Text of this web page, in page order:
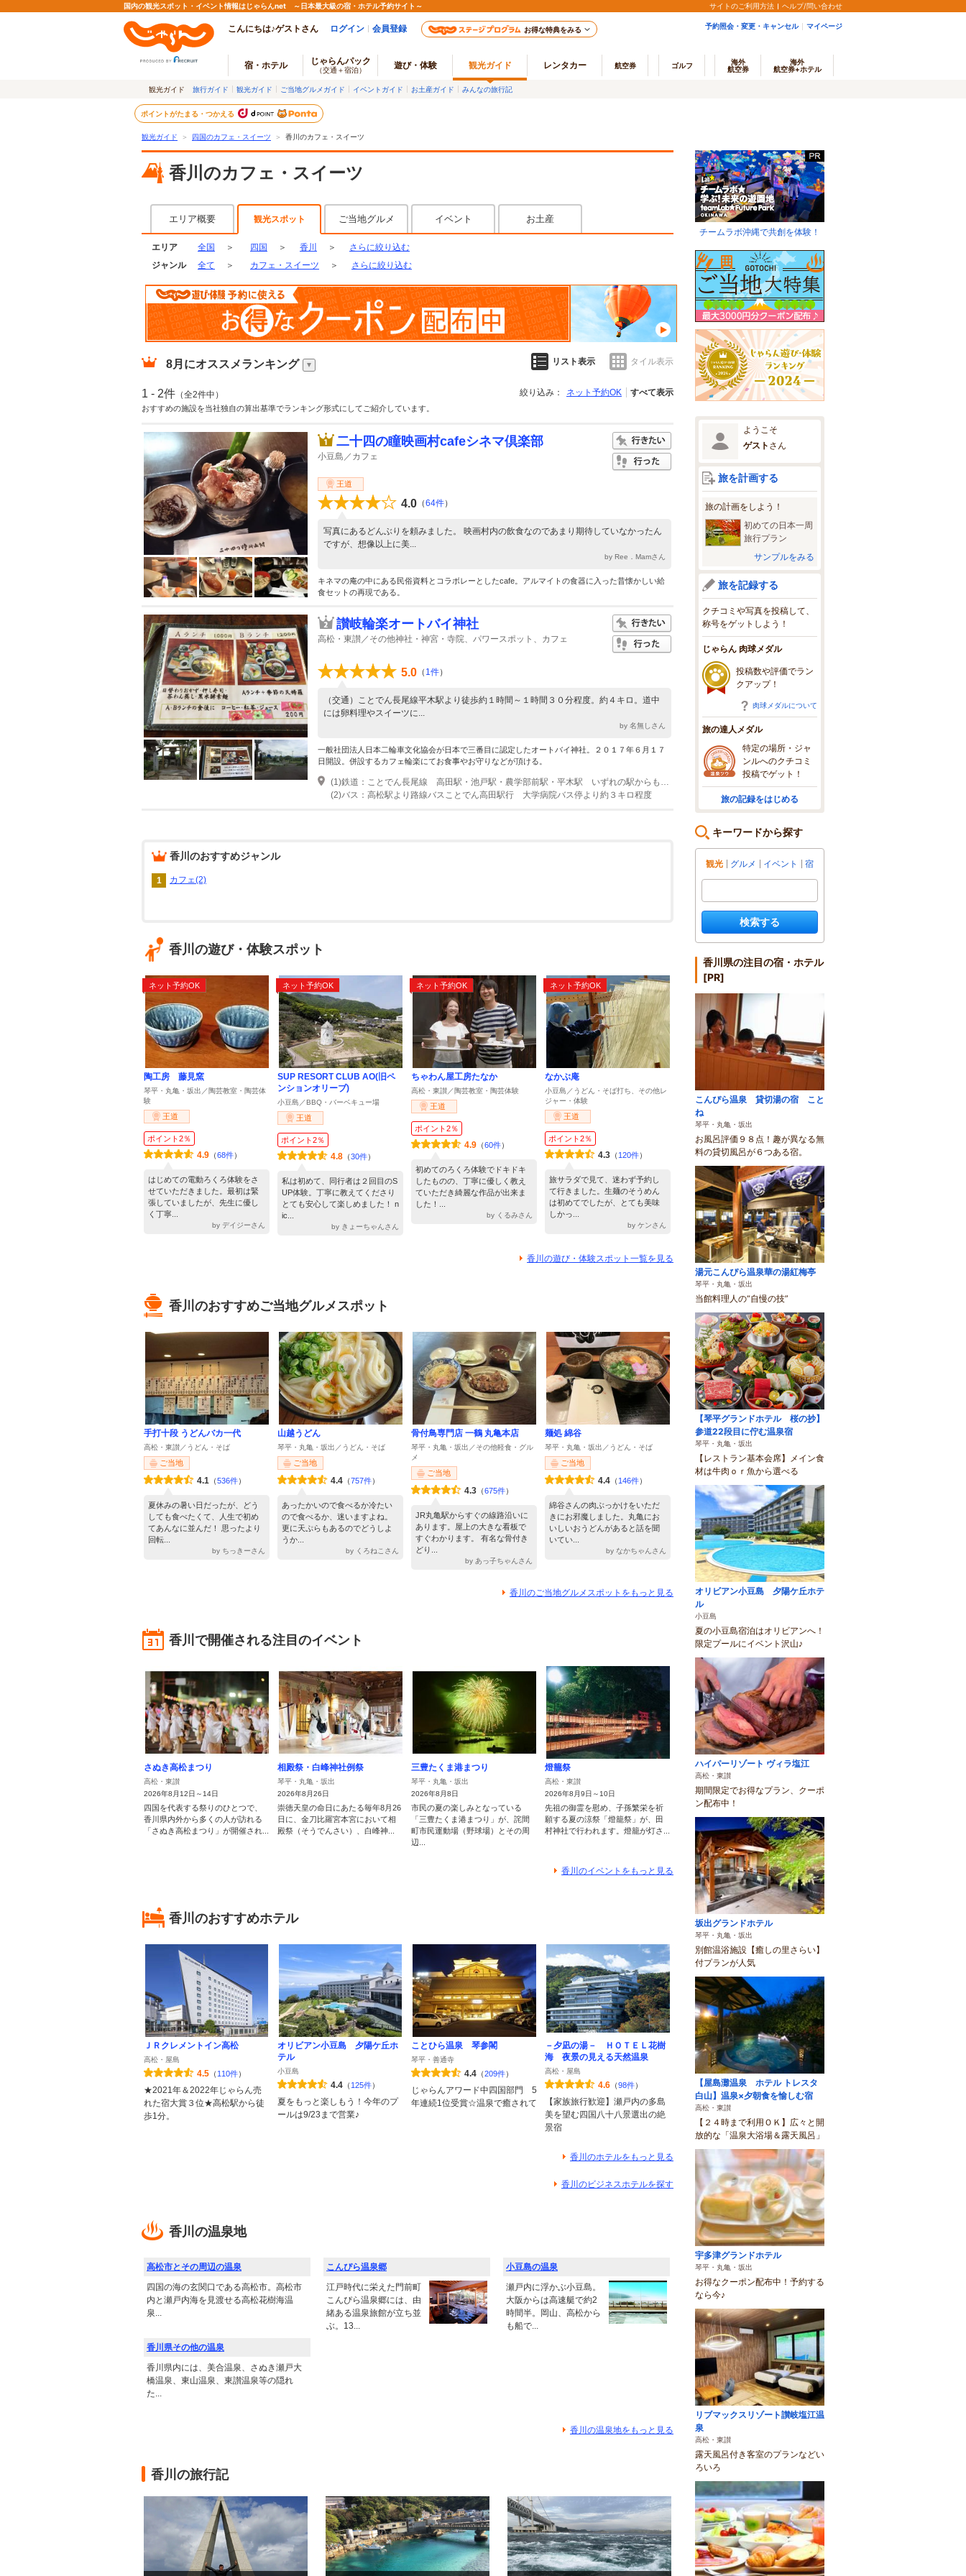
国内の観光スポット・イベント情報はじゃらんnet ～日本最大級の宿・ホテル予約サイト～ サイトのご利用方法 ヘルプ/問い合わせ
こんにちは♪ゲストさん ログイン 会員登録 お得な特典をみる 予約照会・変更・キャンセル マイページ
宿・ホテル じゃらんパック
（交通＋宿泊） 遊び・体験 観光ガイド レンタカー 航空券 ゴルフ
海外
航空券
海外
航空券+ホテル
観光ガイド 旅行ガイド 観光ガイド ご当地グルメガイド イベントガイド お土産ガイド みんなの旅行記
ポイントがたまる・つかえる
観光ガイド ＞ 四国のカフェ・スイーツ ＞ 香川のカフェ・スイーツ
香川のカフェ・スイーツ
エリア概要 観光スポット ご当地グルメ イベント お土産
エリア 全国 ＞ 四国 ＞ 香川 ＞
さらに絞り込む
ジャンル
全て ＞ カフェ・スイーツ ＞ さらに絞り込む
8月 にオススメランキング リスト表示 タイル表示
1 - 2件 （全2件中） 絞り込み： ネット予約OK すべて表示
おすすめの施設を当社独自の算出基準でランキング形式にしてご紹介しています。
二十四の瞳映画村cafeシネマ倶楽部
小豆島／カフェ
王道
4.0 （64件）
写真にあるどんぶりを頼みました。 映画村内の飲食なのであまり期待していなかったん
ですが、想像以上に美...
by Ree．Mamさん
キネマの庵の中にある民俗資料とコラボレーとしたcafe。アルマイトの食器に入った昔懐かしい給
食セットの再現である。
讃岐輪楽オートバイ神社
高松・東讃／その他神社・神宮・寺院、パワースポット、カフェ
5.0 （ 1件）
（交通）ことでん長尾線平木駅より徒歩約１時間～１時間３０分程度。約４キロ。道中
には卵料理やスイーツに...
by 名無しさん
一般社団法人日本二輪車文化協会が日本で三番目に認定したオートバイ神社。２０１７年６月１７
日開設。併設するカフェ輪楽にてお食事やお守りなどが頂ける。
(1)鉄道：ことでん長尾線 高田駅・池戸駅・農学部前駅・平木駅 いずれの駅からも約４キロ程度
(2)バス：高松駅より路線バスことでん高田駅行 大学病院バス停より約３キロ程度
香川 のおすすめジャンル
1 カフェ(2)
香川の遊び・体験スポット
ネット予約OK
陶工房 藤見窯
琴平・丸亀・坂出／陶芸教室・陶芸体
験
王道
ポイント2％
4.9 （68件）
はじめての電動ろくろ体験をさ
せていただきました。最初は緊
張していましたが、先生に優し
く丁寧...
by デイジーさん
ネット予約OK
SUP RESORT CLUB AO(旧ペ
ンションオリーブ)
小豆島／BBQ・バーベキュー場
王道
ポイント2％
4.8 （30件）
私は初めて、同行者は２回目のS
UP体験。丁寧に教えてくださり
とても安心して楽しめました！ n
ic...
by きょーちゃんさん
ネット予約OK
ちゃわん屋工房たなか
高松・東讃／陶芸教室・陶芸体験
王道
ポイント2％
4.9 （60件）
初めてのろくろ体験でドキドキ
したものの、丁寧に優しく教え
ていただき綺麗な作品が出来ま
した！...
by くるみさん
ネット予約OK
なかぶ庵
小豆島／うどん・そば打ち、その他レ
ジャー・体験
王道
ポイント2％
4.3 （ 120件）
旅サラダで見て、迷わず予約し
て行きました。生麺のそうめん
は初めてでしたが、とても美味
しかっ...
by ケンさん
香川の遊び・体験スポット一覧を見る
香川のおすすめご当地グルメスポット
手打十段 うどんバカ一代
高松・東讃／うどん・そば
ご当地
4.1 （536件）
夏休みの暑い日だったが、どう
しても食べたくて、人生で初め
てあんなに並んだ！ 思ったより
回転...
by ちっきーさん
山越うどん
琴平・丸亀・坂出／うどん・そば
ご当地
4.4 （757件）
あったかいので食べるか冷たい
ので食べるか、迷いますよね。
更に天ぷらもあるのでどうしよ
うか...
by くろねこさん
骨付鳥専門店 一鶴 丸亀本店
琴平・丸亀・坂出／その他軽食・グル
メ
ご当地
4.3 （675件）
JR丸亀駅からすぐの線路沿いに
あります。屋上の大きな看板で
すぐわかります。 有名な骨付き
どり...
by あっ子ちゃんさん
麺処 綿谷
琴平・丸亀・坂出／うどん・そば
ご当地
4.4 （ 146件）
綿谷さんの肉ぶっかけをいただ
きにお邪魔しました。丸亀にお
いしいおうどんがあると話を聞
いてい...
by なかちゃんさん
香川のご当地グルメスポットをもっと見る
香川で開催される注目のイベント
さぬき高松まつり
高松・東讃
2026年8月12日～14日
四国を代表する祭りのひとつで、
香川県内外から多くの人が訪れる
「さぬき高松まつり」が開催され...
相殿祭・白峰神社例祭
琴平・丸亀・坂出
2026年8月26日
崇徳天皇の命日にあたる毎年8月26
日に、金刀比羅宮本宮において相
殿祭（そうでんさい）、白峰神...
三豊たくま港まつり
琴平・丸亀・坂出
2026年8月8日
市民の夏の楽しみとなっている
「三豊たくま港まつり」が、詫間
町市民運動場（野球場）とその周
辺...
燈籠祭
高松・東讃
2026年8月9日～10日
先祖の御霊を慰め、子孫繁栄を祈
願する夏の涼祭「燈籠祭」が、田
村神社で行われます。燈籠が灯さ...
香川のイベントをもっと見る
香川のおすすめホテル
ＪＲクレメントイン高松
高松・屋島
4.5 （ 110件）
★2021年＆2022年じゃらん売
れた宿大賞３位★高松駅から徒
歩1分。
オリビアン小豆島 夕陽ケ丘ホ
テル
小豆島
4.4 （ 125件）
夏をもっと楽しもう！今年のプ
ールは9/23まで営業♪
ことひら温泉 琴参閣
琴平・善通寺
4.4 （209件）
じゃらんアワード中四国部門 5
年連続1位受賞☆温泉で癒されて
－夕凪の湯－ ＨＯＴＥＬ花樹
海 夜景の見える天然温泉
高松・屋島
4.6 （98件）
【家族旅行歓迎】瀬戸内の多島
美を望む四国八十八景選出の絶
景宿
香川のホテルをもっと見る
香川のビジネスホテルを探す
香川の温泉地
高松市とその周辺の温泉
四国の海の玄関口である高松市。高松市
内と瀬戸内海を見渡せる高松花樹海温
泉...
こんぴら温泉郷
江戸時代に栄えた門前町
こんぴら温泉郷には、由
緒ある温泉旅館が立ち並
ぶ。13...
小豆島の温泉
瀬戸内に浮かぶ小豆島。
大阪からは高速艇で約2
時間半。岡山、高松から
も船で...
香川県その他の温泉
香川県内には、美合温泉、さぬき瀬戸大
橋温泉、東山温泉、東讃温泉等の隠れ
た...
香川の温泉地をもっと見る
香川の旅行記
チームラボ沖縄で共創を体験！
ようこそ
ゲスト さん
旅を計画する
旅の計画をしよう！
初めての日本一周
旅行プラン
サンプルをみる
旅を記録する
クチコミや写真を投稿して、
称号をゲットしよう！
じゃらん 肉球メダル
投稿数や評価でラン
クアップ！
肉球メダルについて
旅の達人メダル
特定の場所・ジャ
ンルへのクチコミ
投稿でゲット！
旅の記録をはじめる
キーワードから探す
観光 グルメ イベント 宿
検索する
香川県の注目の宿・ホテル
[PR]
こんぴら温泉 貸切湯の宿 こと
ね
琴平・丸亀・坂出
お風呂評価９８点！趣が異なる無
料の貸切風呂が６つある宿。
湯元こんぴら温泉華の湯紅梅亭
琴平・丸亀・坂出
当館料理人の“自慢の技”
【琴平グランドホテル 桜の抄】
参道22段目に佇む温泉宿
琴平・丸亀・坂出
【レストラン基本会席】メイン食
材は牛肉ｏｒ魚から選べる
オリビアン小豆島 夕陽ケ丘ホテ
ル
小豆島
夏の小豆島宿泊はオリビアンへ！
限定プールにイベント沢山♪
ハイパーリゾート ヴィラ塩江
高松・東讃
期間限定でお得なプラン、クーポ
ン配布中！
坂出グランドホテル
琴平・丸亀・坂出
別館温浴施設【癒しの里さらい】
付プランが人気
【屋島灘温泉 ホテル トレスタ
白山】温泉×夕朝食を愉しむ宿
高松・東讃
【２４時まで利用ＯＫ】広々と開
放的な「温泉大浴場＆露天風呂」
宇多津グランドホテル
琴平・丸亀・坂出
お得なクーポン配布中！予約する
なら今♪
リブマックスリゾート讃岐塩江温
泉
高松・東讃
露天風呂付き客室のプランなどい
ろいろ